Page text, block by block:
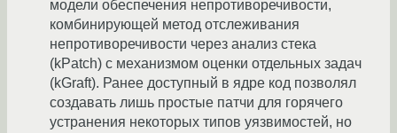
модели обеспечения непротиворечивости,
комбинирующей метод отслеживания
непротиворечивости через анализ стека
(kPatch) с механизмом оценки отдельных задач
(kGraft). Ранее доступный в ядре код позволял
создавать лишь простые патчи для горячего
устранения некоторых типов уязвимостей, но